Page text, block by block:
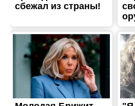
ЖИТТЯ
Довго жив у
Нікополі
маленького
не стає на лапи